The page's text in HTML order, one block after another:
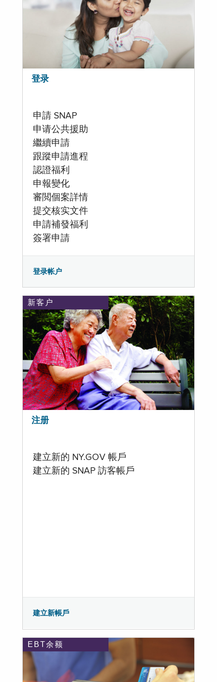
登录
申請 SNAP
申请公共援助
繼續申請
跟蹤申請進程
認證福利
申報變化
審閲個案詳情
提交核实文件
申請補發福利
簽署申請
登录帐户
新客户
注册
建立新的 NY.GOV 帳戶
建立新的 SNAP 訪客帳戶
建立新帳戶
EBT余额